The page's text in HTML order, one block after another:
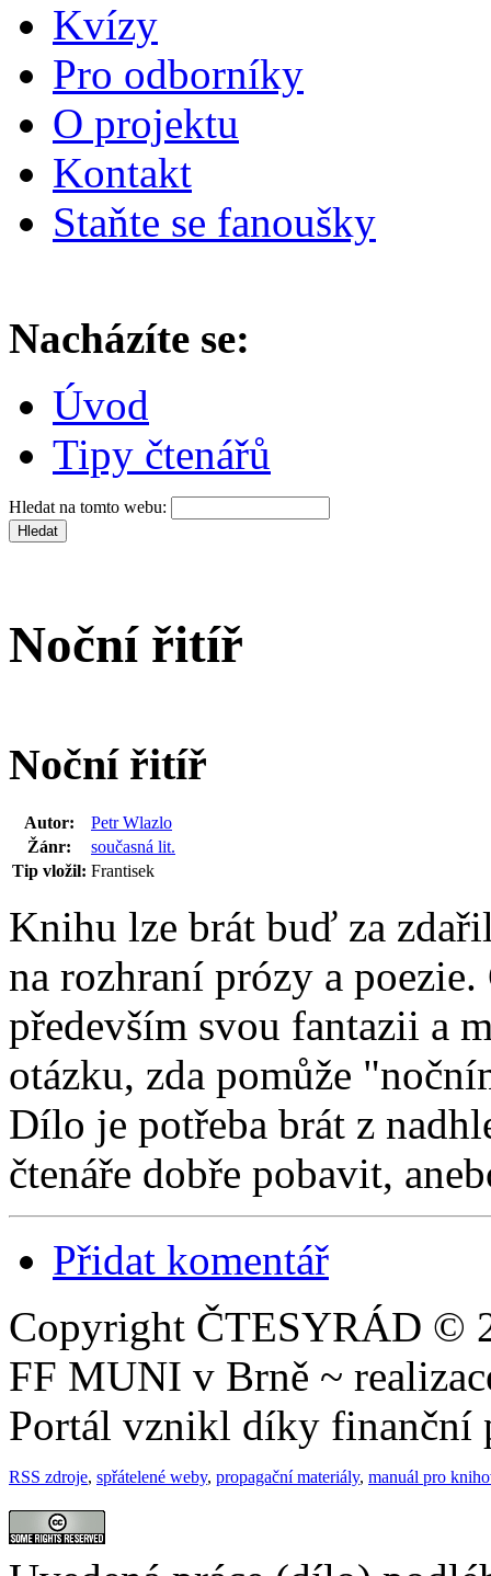
Kvízy
Pro odborníky
O projektu
Kontakt
Staňte se fanoušky
Nacházíte se:
Úvod
Tipy čtenářů
Hledat na tomto webu:
Noční řitíř
Noční řitíř
Autor:
Petr Wlazlo
Žánr:
současná lit.
Tip vložil: Frantisek
Knihu lze brát buď za
na rozhraní prózy a
především svou fantazii a
otázku, zda pomůže
Dílo je potřeba brát z
čtenáře dobře pobavit,
Přidat komentář
Copyright ČTESYRÁD ©
FF MUNI v Brně ~
Portál vznikl díky finanční
RSS zdroje, spřátelené weby, propagační materiály, manuál pro